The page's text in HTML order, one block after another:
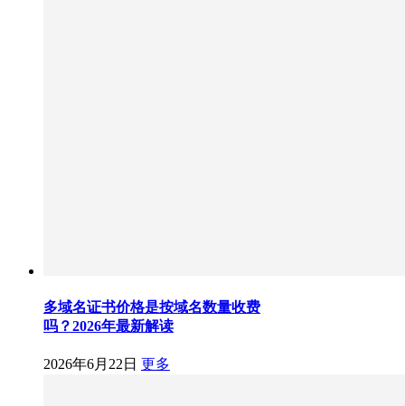
多域名证书价格是按域名数量收费
吗？2026年最新解读
2026年6月22日 更多